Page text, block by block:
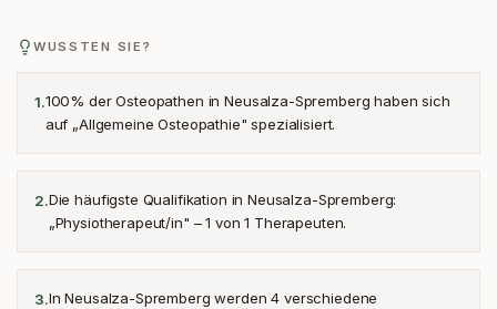
WUSSTEN SIE?
1.100% der Osteopathen in Neusalza-Spremberg haben sich
auf „Allgemeine Osteopathie" spezialisiert.
2.Die häufigste Qualifikation in Neusalza-Spremberg:
„Physiotherapeut/in" – 1 von 1 Therapeuten.
3.In Neusalza-Spremberg werden 4 verschiedene